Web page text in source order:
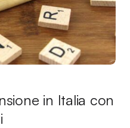
in Italia con